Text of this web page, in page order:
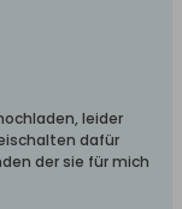
leider
dafür
der sie für mich